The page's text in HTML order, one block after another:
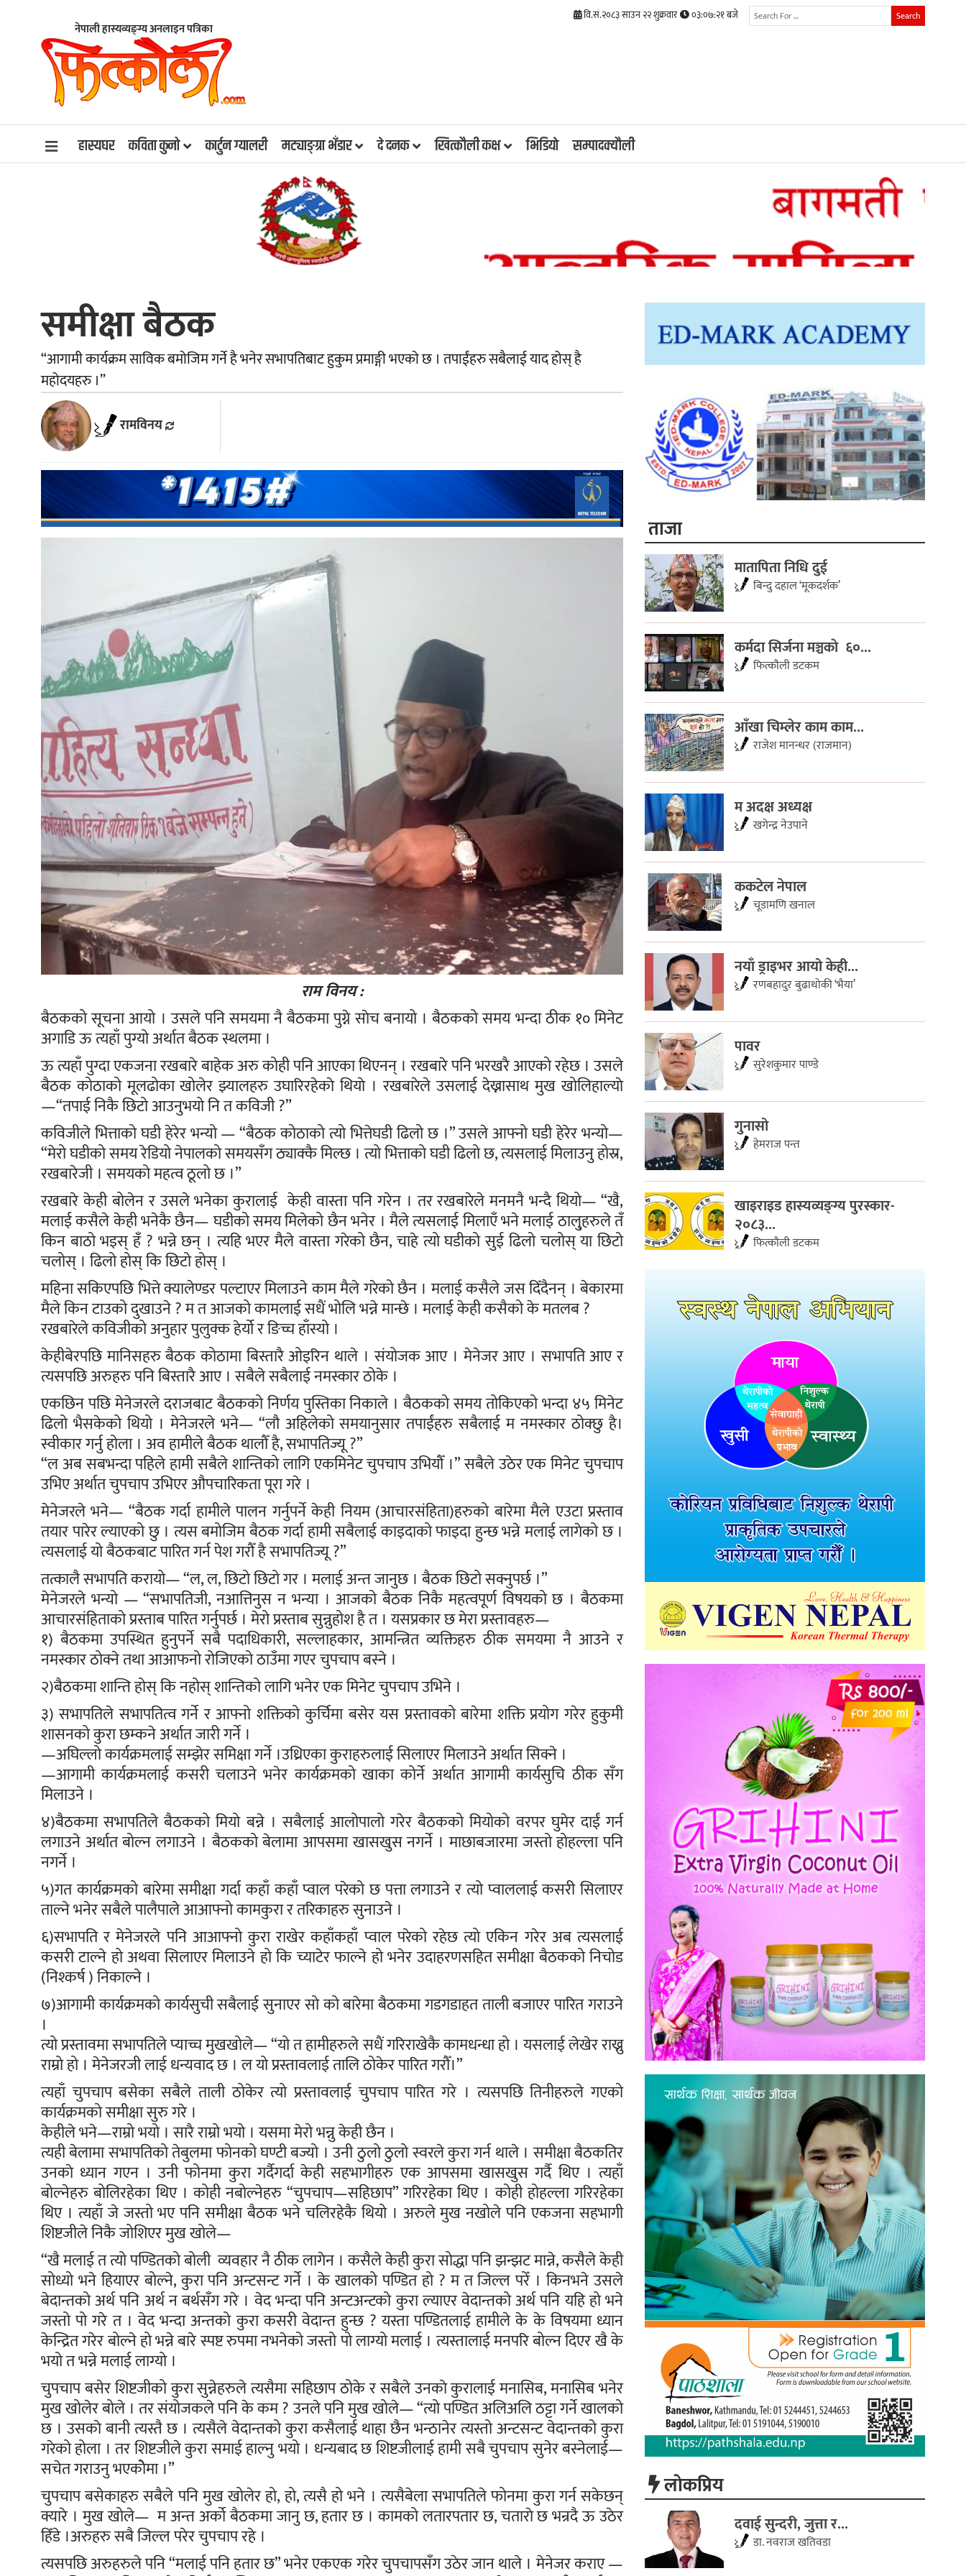
नेपाली हास्यव्यङ्ग्य अनलाइन पत्रिका
Search
वि.सं.२०८३ साउन २२ शुक्रवार ०३:०७:२३ बजे
हास्यघर कविता कुनो कार्टुन ग्यालरी मट्याङ्ग्रा भँडार दे दनक खित्कौली कक्ष भिडियाे सम्पादक्यौली
समीक्षा बैठक
“आगामी कार्यक्रम साविक बमोजिम गर्ने है भनेर सभापतिबाट हुकुम प्रमाङ्गी भएको छ । तपाईंहरु सबैलाई याद होस् है
महोदयहरु ।”
रामविनय
राम विनय :
बैठकको सूचना आयो । उसले पनि समयमा नै बैठकमा पुग्ने साेच बनायो । बैठकको समय भन्दा ठीक १० मिनेट
अगाडि ऊ त्यहाँ पुग्यो अर्थात बैठक स्थलमा ।
ऊ त्यहाँ पुग्दा एकजना रखबारे बाहेक अरु कोही पनि आएका थिएनन् । रखबारे पनि भरखरै आएको रहेछ । उसले
बैठक कोठाको मूलढोका खोलेर झ्यालहरु उघारिरहेकाे थियाे । रखबारेले उसलाई देख्नासाथ मुख खोलिहाल्याे
—“तपाई निकै छिटो आउनुभयो नि त कविजी ?”
कविजीले भित्ताको घडी हेरेर भन्यो — “बैठक कोठाको त्यो भित्तेघडी ढिलो छ ।” उसले आफ्नो घडी हेरेर भन्यो—
“मेरो घडीको समय रेडियो नेपालको समयसँग ठ्याक्कै मिल्छ । त्यो भित्ताको घडी ढिलो छ, त्यसलाई मिलाउनु होस्र,
रखबारेजी । समयको महत्व ठूलो छ ।”
रखबारे केही बोलेन र उसले भनेका कुरालाई केही वास्ता पनि गरेन । तर रखबारेले मनमनै भन्दै थियो— “खै,
मलाई कसैले केही भनेकै छैन— घडीको समय मिलेको छैन भनेर । मैले त्यसलाई मिलाएँ भने मलाई ठालु्‌हरुले तँ
किन बाठो भइस् हँ ? भन्ने छन् । त्यहि भएर मैले वास्ता गरेको छैन, चाहे त्यो घडीको सुई ढिलो चलोस् या छिटो
चलोस् । ढिलो होस् कि छिटो होस् ।
महिना सकिएपछि भित्ते क्यालेण्डर पल्टाएर मिलाउने काम मैले गरेको छैन । मलाई कसैले जस दिँदैनन् । बेकारमा
मैले किन टाउको दुखाउने ? म त आजको कामलाई सधैं भोलि भन्ने मान्छे । मलाई केही कसैको के मतलब ?
रखबारेले कविजीको अनुहार पुलुक्क हेर्यो र ङिच्च हाँस्यो ।
केहीबेरपछि मानिसहरु बैठक कोठामा बिस्तारै ओइरिन थाले । संयोजक आए । मेनेजर आए । सभापति आए र
त्यसपछि अरुहरु पनि बिस्तारै आए । सबैले सबैलाई नमस्कार ठोके ।
एकछिन पछि मेनेजरले दराजबाट बैठकको निर्णय पुस्तिका निकाले । बैठकको समय तोकिएको भन्दा ४५ मिनेट
ढिलो भैसकेको थियो । मेनेजरले भने— “लौ अहिलेको समयानुसार तपाईंहरु सबैलाई म नमस्कार ठोक्छु है।
स्वीकार गर्नु होला । अव हामीले बैठक थालौँ है, सभापतिज्यू ?”
“ल अब सबभन्दा पहिले हामी सबैले शान्तिको लागि एकमिनेट चुपचाप उभियौँ ।” सबैले उठेर एक मिनेट चुपचाप
उभिए अर्थात चुपचाप उभिएर औपचारिकता पूरा गरे ।
मेनेजरले भने— “बैठक गर्दा हामीले पालन गर्नुपर्ने केही नियम (आचारसंहिता)हरुको बारेमा मैले एउटा प्रस्ताव
तयार पारेर ल्याएको छु । त्यस बमोजिम बैठक गर्दा हामी सबैलाई काइदाको फाइदा हुन्छ भन्ने मलाई लागेको छ ।
त्यसलाई यो बैठकबाट पारित गर्न पेश गरौँ है सभापतिज्यू ?”
तत्कालै सभापति करायो— “ल, ल, छिटो छिटो गर । मलाई अन्त जानुछ । बैठक छिटो सक्नुपर्छ ।”
मेनेजरले भन्यो — “सभापतिजी, नआत्तिनुस न भन्या । आजको बैठक निकै महत्वपूर्ण विषयको छ । बैठकमा
आचारसंहिताको प्रस्ताब पारित गर्नुपर्छ । मेरो प्रस्ताब सुन्नुहोश है त । यसप्रकार छ मेरा प्रस्तावहरु—
१) बैठकमा उपस्थित हुनुपर्ने सबै पदाधिकारी, सल्लाहकार, आमन्त्रित व्यक्तिहरु ठीक समयमा नै आउने र
नमस्कार ठोक्ने तथा आआफनो रोजिएको ठाउँमा गएर चुपचाप बस्ने ।
२)बैठकमा शान्ति होस् कि नहोस् शान्तिको लागि भनेर एक मिनेट चुपचाप उभिने ।
३) सभापतिले सभापतित्व गर्ने र आफ्नो शक्तिको कुर्चिमा बसेर यस प्रस्तावको बारेमा शक्ति प्रयोग गरेर हुकुमी
शासनको कुरा छम्कने अर्थात जारी गर्ने ।
—अघिल्लो कार्यक्रमलाई सम्झेर समिक्षा गर्ने ।उध्रिएका कुराहरुलाई सिलाएर मिलाउने अर्थात सिक्ने ।
—आगामी कार्यक्रमलाई कसरी चलाउने भनेर कार्यक्रमको खाका कोर्ने अर्थात आगामी कार्यसुचि ठीक सँग
मिलाउने ।
४)बैठकमा सभापतिले बैठकको मियो बन्ने । सबैलाई आलोपालो गरेर बैठकको मियोको वरपर घुमेर दाईं गर्न
लगाउने अर्थात बोल्न लगाउने । बैठकको बेलामा आपसमा खासखुस नगर्ने । माछाबजारमा जस्तो होहल्ला पनि
नगर्ने ।
५)गत कार्यक्रमको बारेमा समीक्षा गर्दा कहाँ कहाँ प्वाल परेको छ पत्ता लगाउने र त्यो प्वाललाई कसरी सिलाएर
ताल्ने भनेर सबैले पालैपाले आआफ्नो कामकुरा र तरिकाहरु सुनाउने ।
६)सभापति र मेनेजरले पनि आआफ्नो कुरा राखेर कहाँकहाँ प्वाल परेको रहेछ त्यो एकिन गरेर अब त्यसलाई
कसरी टाल्ने हो अथवा सिलाएर मिलाउने हो कि च्याटेर फाल्ने हो भनेर उदाहरणसहित समीक्षा बैठकको निचोड
(निश्कर्ष ) निकाल्ने ।
७)आगामी कार्यक्रमको कार्यसुची सबैलाई सुनाएर सो को बारेमा बैठकमा गडगडाहत ताली बजाएर पारित गराउने
।
त्यो प्रस्तावमा सभापतिले प्याच्च मुखखोले— “यो त हामीहरुले सधैं गरिराखेकै कामधन्धा हो । यसलाई लेखेर राख्नु
राम्रो हो । मेनेजरजी लाई धन्यवाद छ । ल यो प्रस्तावलाई तालि ठोकेर पारित गरौँ।”
त्यहाँ चुपचाप बसेका सबैले ताली ठोकेर त्यो प्रस्तावलाई चुपचाप पारित गरे । त्यसपछि तिनीहरुले गएको
कार्यक्रमको समीक्षा सुरु गरे ।
केहीले भने—राम्रो भयो । सारै राम्रो भयो । यसमा मेरो भन्नु केही छैन ।
त्यही बेलामा सभापतिको तेबुलमा फोनको घण्टी बज्यो । उनी ठुलो ठुलो स्वरले कुरा गर्न थाले । समीक्षा बैठकतिर
उनकाे ध्यान गएन । उनी फोनमा कुरा गर्दैगर्दा केही सहभागीहरु एक आपसमा खासखुस गर्दै थिए । त्यहाँ
बोल्नेहरु बोलिरहेका थिए । कोही नबोल्नेहरु “चुपचाप—सहिछाप” गरिरहेका थिए । कोही होहल्ला गरिरहेका
थिए । त्यहाँ जे जस्तो भए पनि समीक्षा बैठक भने चलिरहेकै थियो । अरुले मुख नखोले पनि एकजना सहभागी
शिष्टजीले निकै जोशिएर मुख खोले—
“खै मलाई त त्यो पण्डितको बोली व्यवहार नै ठीक लागेन । कसैले केही कुरा सोद्धा पनि झन्झट मान्ने, कसैले केही
सोध्यो भने हियाएर बोल्ने, कुरा पनि अन्टसन्ट गर्ने । के खालको पण्डित हो ? म त जिल्ल परेँ । किनभने उसले
बेदान्तको अर्थ पनि अर्थ न बर्थसँग गरे । वेद भन्दा पनि अन्टअन्टको कुरा ल्याएर वेदान्तको अर्थ पनि यहि हो भने
जस्तो पो गरे त । वेद भन्दा अन्तको कुरा कसरी वेदान्त हुन्छ ? यस्ता पण्डितलाई हामीले के के विषयमा ध्यान
केन्द्रित गरेर बोल्ने हो भन्ने बारे स्पष्ट रुपमा नभनेको जस्तो पो लाग्यो मलाई । त्यस्तालाई मनपरि बोल्न दिएर खै के
भयो त भन्ने मलाई लाग्यो ।
चुपचाप बसेर शिष्टजीको कुरा सुन्नेहरुले त्यसैमा सहिछाप ठोके र सबैले उनकाे कुरालाई मनासिब, मनासिब भनेर
मुख खोलेर बोले । तर संयोजकले पनि के कम ? उनले पनि मुख खोले— “त्यो पण्डित अलिअलि ठट्टा गर्ने खालको
छ । उसकाे बानी त्यस्तै छ । त्यसैले वेदान्तको कुरा कसैलाई थाहा छैन भन्ठानेर त्यस्तो अन्टसन्ट वेदान्तको कुरा
गरेको होला । तर शिष्टजीले कुरा समाई हाल्नु भयो । धन्यबाद छ शिष्टजीलाई हामी सबै चुपचाप सुनेर बस्नेलाई—
सचेत गराउनु भएकोेमा ।”
चुपचाप बसेकाहरु सबैले पनि मुख खोलेर हो, हो, त्यसै हो भने । त्यसैबेला सभापतिले फोनमा कुरा गर्न सकेछन्
क्यारे । मुख खोले— म अन्त अर्काे बैठकमा जानु छ, हतार छ । कामको लतारपतार छ, चताराे छ भन्रदै ऊ उठेर
हिँडे ।अरुहरु सबै जिल्ल परेर चुपचाप रहे ।
त्यसपछि अरुहरुले पनि “मलाई पनि हतार छ” भनेर एकएक गरेर चुपचापसँग उठेर जान थाले । मेनेजर कराए —
ताजा
मातापिता निधि दुई
बिन्दु दहाल ‘मूकदर्शक’
कर्मदा सिर्जना मञ्चकाे ६०...
फित्काैली डटकम
आँखा चिम्लेर काम काम...
राजेश मानन्धर (राजमान)
म अदक्ष अध्यक्ष
खगेन्द्र नेउपाने
ककटेल नेपाल
चूडामणि खनाल
नयाँ ड्राइभर आयो केही...
रणबहादुर बुढाथोकी ‘भैया’
पावर
सुरेशकुमार पाण्डे
गुनासो
हेमराज पन्त
खाइराइड हास्यव्यङ्ग्य पुरस्कार-
२०८३...
फित्काैली डटकम
लाेकप्रिय
दवाई सुन्दरी, जुत्ता र...
डा. नवराज खतिवडा